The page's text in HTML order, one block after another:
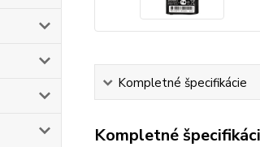
Kompletné špecifikácie
Kompletné